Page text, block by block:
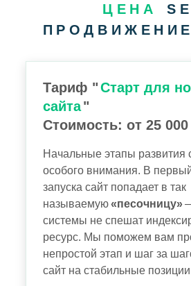
ЦЕНА
Тариф "Старт для
сайта"
Стоимость: от 25
Начальные этапы развития
особого внимания. В
запуска сайт попадает в так
называемую«песочницу»
системы не спешат
ресурс. Мы поможем вам
непростой этап и шаг за
сайт на стабильные